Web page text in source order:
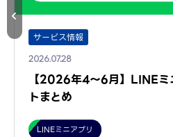
サービス情報
2026.07.28
【2026年4～6月】LINEミ
トまとめ
LINEミニアプリ